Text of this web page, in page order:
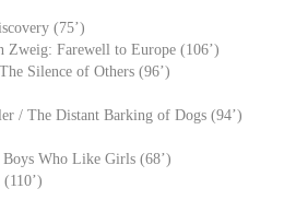
(75’)
Zweig: Farewell to Europe (106’)
Silence of Others (96’)
/ The Distant Barking of Dogs (94’)
Boys Who Like Girls (68’)